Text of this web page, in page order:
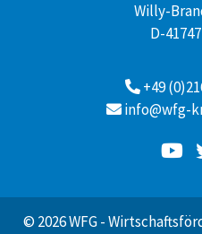
Willy-
D-
+49
info@wfg-
© 2026 WFG -